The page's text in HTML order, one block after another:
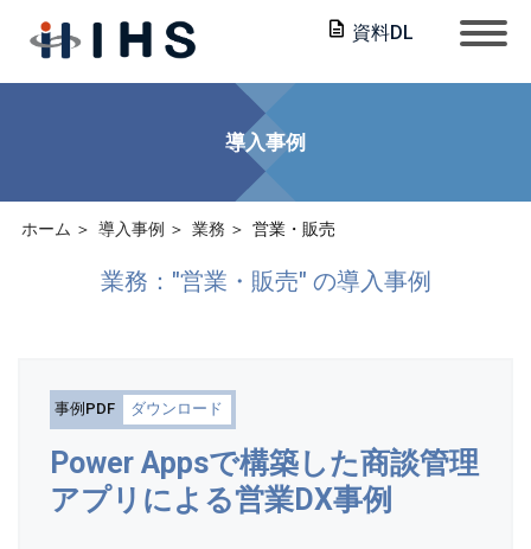
資料DL
導入事例
ホーム 導入事例 業務 営業・販売
業務："営業・販売" の導入事例
事例PDF ダウンロード
Power Appsで構築した商談管理
アプリによる営業DX事例